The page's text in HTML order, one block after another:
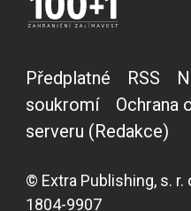
Předplatné RSS
soukromí
Ochrana
serveru (Redakce)
© Extra Publishing, s. r.
1804-9907